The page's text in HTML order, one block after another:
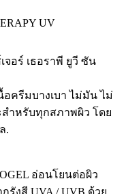
UV
จอร์ เธอราพี ยูวี ซัน
ครีมบางเบา ไม่มัน ไม่
สำหรับทุกสภาพผิว โดย
.
อ่อนโยนต่อผิว
รังสี UVA / UVB ด้วย